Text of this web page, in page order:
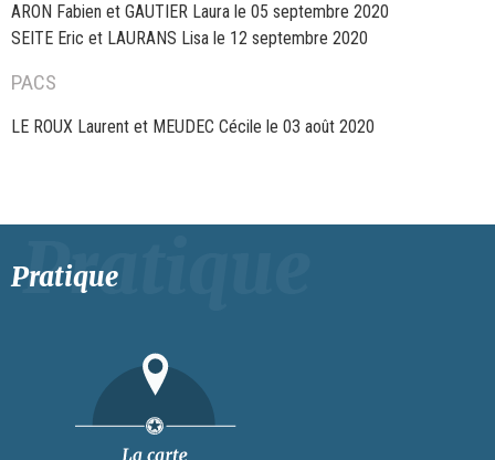
ARON Fabien et GAUTIER Laura le 05 septembre 2020
SEITE Eric et LAURANS Lisa le 12 septembre 2020
PACS
LE ROUX Laurent et MEUDEC Cécile le 03 août 2020
Pratique